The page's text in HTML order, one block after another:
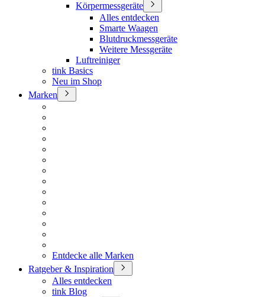
Körpermessgeräte
Alles entdecken
Smarte Waagen
Blutdruckmessgeräte
Weitere Messgeräte
Luftreiniger
tink Basics
Neu im Shop
Marken
Entdecke alle Marken
Ratgeber & Inspiration
Alles entdecken
tink Blog